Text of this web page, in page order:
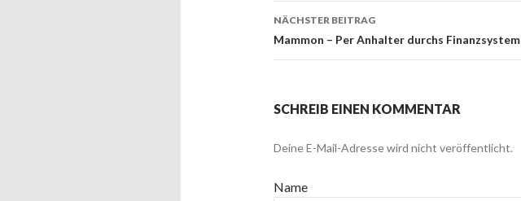
NÄCHSTER BEITRAG
Mammon – Per Anhalter durchs Finanzsystem
SCHREIB EINEN KOMMENTAR
Deine E-Mail-Adresse wird nicht veröffentlicht.
Name